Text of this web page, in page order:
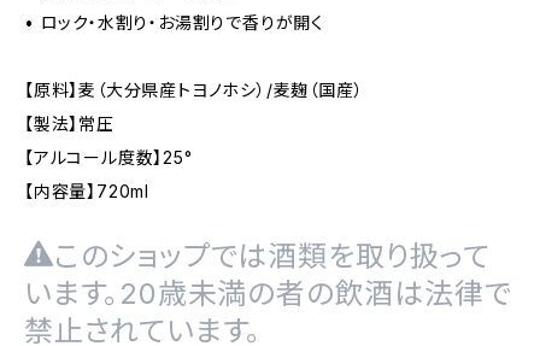
• ロック・水割り・お湯割りで香りが開く
【原料】麦（大分県産トヨノホシ）/麦麹（国産）
【製法】常圧
【アルコール度数】25°
【内容量】720ml
このショップでは酒類を取り扱って
います。20歳未満の者の飲酒は法律で
禁止されています。